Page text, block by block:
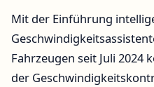
Mit der Einführung
Fahrzeugen seit Juli 2024
der